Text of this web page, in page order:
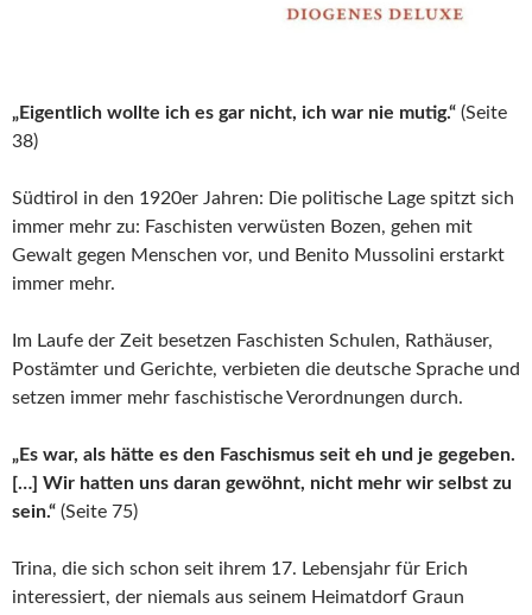
„Eigentlich wollte ich es gar nicht, ich war nie mutig.“ (Seite
38)
Südtirol in den 1920er Jahren: Die politische Lage spitzt sich
immer mehr zu: Faschisten verwüsten Bozen, gehen mit
Gewalt gegen Menschen vor, und Benito Mussolini erstarkt
immer mehr.
Im Laufe der Zeit besetzen Faschisten Schulen, Rathäuser,
Postämter und Gerichte, verbieten die deutsche Sprache und
setzen immer mehr faschistische Verordnungen durch.
„Es war, als hätte es den Faschismus seit eh und je gegeben.
[…] Wir hatten uns daran gewöhnt, nicht mehr wir selbst zu
sein.“ (Seite 75)
Trina, die sich schon seit ihrem 17. Lebensjahr für Erich
interessiert, der niemals aus seinem Heimatdorf Graun